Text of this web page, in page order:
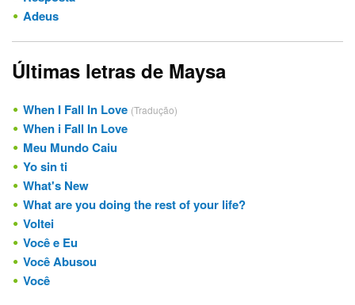
Adeus
Últimas letras de Maysa
When I Fall In Love (Tradução)
When i Fall In Love
Meu Mundo Caiu
Yo sin ti
What's New
What are you doing the rest of your life?
Voltei
Você e Eu
Você Abusou
Você